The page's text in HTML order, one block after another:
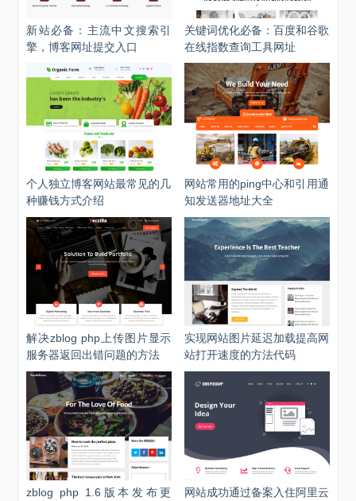
新站必备：主流中文搜索引
擎，博客网址提交入口
关键词优化必备：百度和谷歌
在线指数查询工具网址
个人独立博客网站最常见的几
种赚钱方式介绍
网站常用的ping中心和引用通
知发送器地址大全
解决zblog php上传图片显示
服务器返回出错问题的方法
实现网站图片延迟加载提高网
站打开速度的方法代码
zblog php 1.6版本发布更 网站成功通过备案入住阿里云